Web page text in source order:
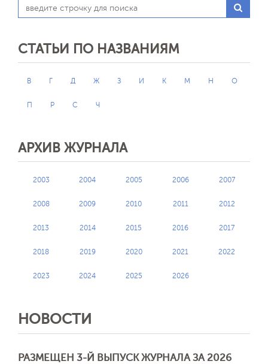
СТАТЬИ ПО НАЗВАНИЯМ
В Г Д Ж З И К М Н О
П Р С Ч
АРХИВ ЖУРНАЛА
2003 2004 2005 2006 2007
2008 2009 2010 2011 2012
2013 2014 2015 2016 2017
2018 2019 2020 2021 2022
2023 2024 2025 2026
НОВОСТИ
РАЗМЕЩЕН 3-Й ВЫПУСК ЖУРНАЛА ЗА 2026